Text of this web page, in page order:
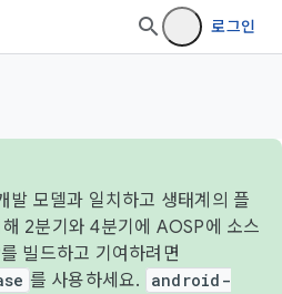
로그인
발 모델과 일치하고 생태계의 플
2분기와 4분기에 AOSP에 소스
빌드하고 기여하려면
를 사용하세요.
android-